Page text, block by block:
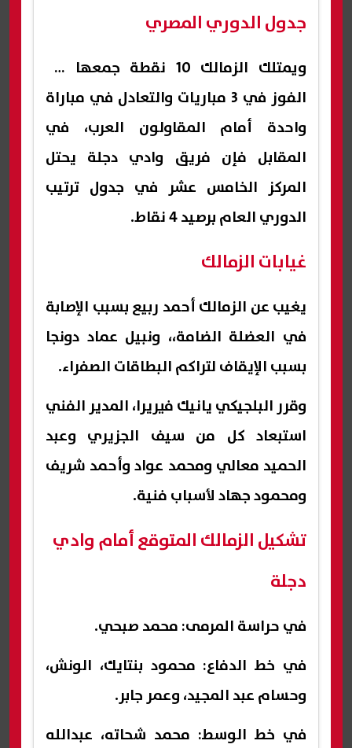
جدول الدوري المصري
ويمتلك الزمالك 10 نقطة جمعها من
الفوز في 3 مباريات والتعادل في مباراة
واحدة أمام المقاولون العرب، في
المقابل فإن فريق وادي دجلة يحتل
المركز الخامس عشر في جدول ترتيب
الدوري العام برصيد 4 نقاط.
غيابات الزمالك
يغيب عن الزمالك أحمد ربيع بسبب الإصابة
في العضلة الضامة،، ونبيل عماد دونجا
بسبب الإيقاف لتراكم البطاقات الصفراء.
وقرر البلجيكي يانيك فيريرا، المدير الفني
استبعاد كل من سيف الجزيري وعبد
الحميد معالي ومحمد عواد وأحمد شريف
ومحمود جهاد لأسباب فنية.
تشكيل الزمالك المتوقع أمام وادي
دجلة
في حراسة المرمى: محمد صبحي.
في خط الدفاع: محمود بنتايك، الونش،
وحسام عبد المجيد، وعمر جابر.
في خط الوسط: محمد شحاته، عبدالله